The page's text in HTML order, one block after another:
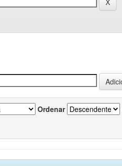
Ordenar